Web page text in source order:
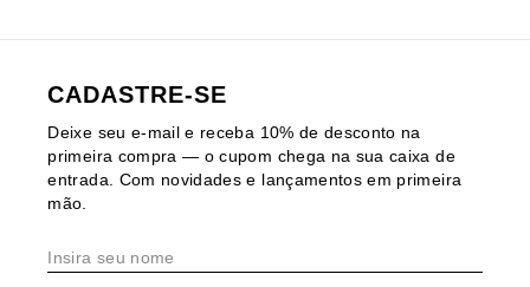
CADASTRE-SE
Deixe seu e-mail e receba 10% de desconto na
primeira compra — o cupom chega na sua caixa de
entrada. Com novidades e lançamentos em primeira
mão.